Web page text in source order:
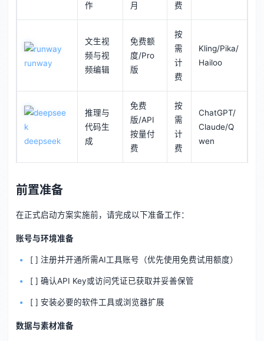
作
月
费
runway
文生视
频与视
频编辑
免费额
度/Pro
版
按
需
计
费
Kling/Pika/
Hailoo
deepseek
推理与
代码生
成
免费
版/API
按量付
费
按
需
计
费
ChatGPT/
Claude/Q
wen
前置准备
在正式启动方案实施前，请完成以下准备工作：
账号与环境准备
[ ] 注册并开通所需AI工具账号（优先使用免费试用额度）
[ ] 确认API Key或访问凭证已获取并妥善保管
[ ] 安装必要的软件工具或浏览器扩展
数据与素材准备